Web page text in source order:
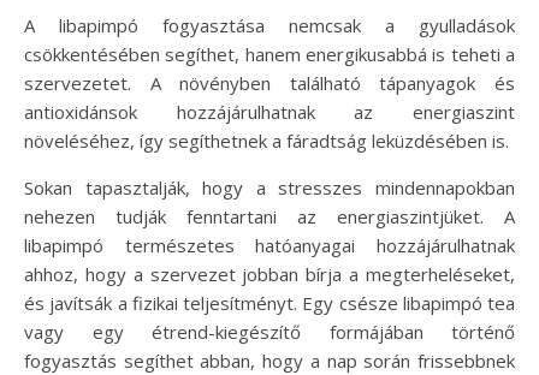
A libapimpó fogyasztása nemcsak a gyulladások
csökkentésében segíthet, hanem energikusabbá is teheti a
szervezetet. A növényben található tápanyagok és
antioxidánsok hozzájárulhatnak az energiaszint
növeléséhez, így segíthetnek a fáradtság leküzdésében is.
Sokan tapasztalják, hogy a stresszes mindennapokban
nehezen tudják fenntartani az energiaszintjüket. A
libapimpó természetes hatóanyagai hozzájárulhatnak
ahhoz, hogy a szervezet jobban bírja a megterheléseket,
és javítsák a fizikai teljesítményt. Egy csésze libapimpó tea
vagy egy étrend-kiegészítő formájában történő
fogyasztás segíthet abban, hogy a nap során frissebbnek